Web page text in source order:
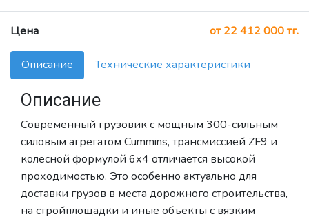
Цена от 22 412 000 тг.
Описание Технические характеристики
Описание
Современный грузовик с мощным 300-сильным
силовым агрегатом Cummins, трансмиссией ZF9 и
колесной формулой 6х4 отличается высокой
проходимостью. Это особенно актуально для
доставки грузов в места дорожного строительства,
на стройплощадки и иные объекты с вязким